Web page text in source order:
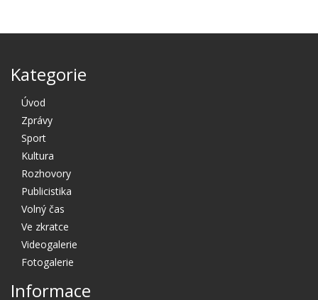
Kategorie
Úvod
Zprávy
Sport
Kultura
Rozhovory
Publicistika
Volný čas
Ve zkratce
Videogalerie
Fotogalerie
Informace